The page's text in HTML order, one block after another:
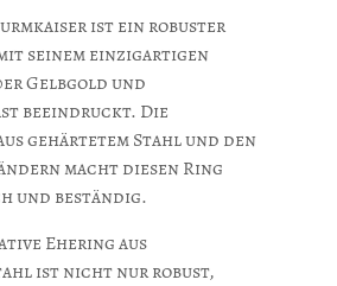
ist ein robuster
seinem einzigartigen
Gelbgold und
beeindruckt. Die
gehärtetem Stahl und den
macht diesen Ring
und beständig.
Ehering aus
ist nicht nur robust,